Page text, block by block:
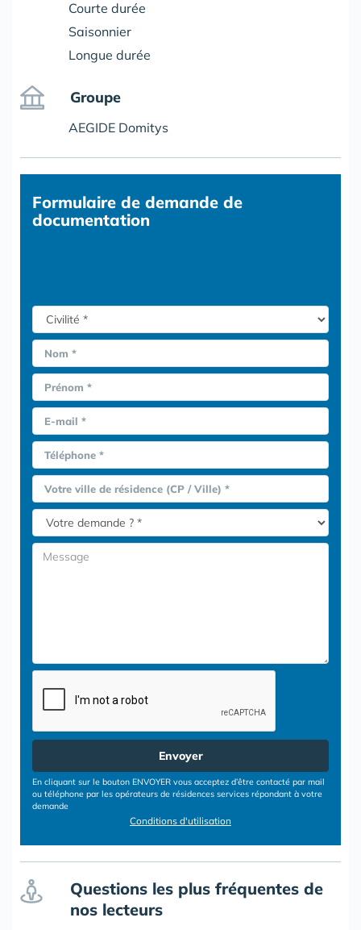
Courte durée
Saisonnier
Longue durée
Groupe
AEGIDE Domitys
Formulaire de demande de
documentation
Nom *
Prénom *
E-mail *
Téléphone *
Votre ville de résidence (CP / Ville) *
Envoyer
En cliquant sur le bouton ENVOYER vous acceptez d’être contacté par mail
ou téléphone par les opérateurs de résidences services répondant à votre
demande
Conditions d'utilisation
Questions les plus fréquentes de
nos lecteurs